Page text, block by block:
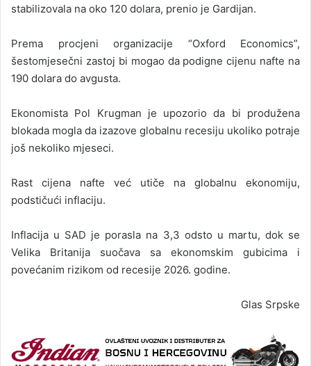
stabilizovala na oko 120 dolara, prenio je Gardijan.
Prema procjeni organizacije “Oxford Economics”,
šestomjesečni zastoj bi mogao da podigne cijenu nafte na
190 dolara do avgusta.
Ekonomista Pol Krugman je upozorio da bi produžena
blokada mogla da izazove globalnu recesiju ukoliko potraje
još nekoliko mjeseci.
Rast cijena nafte već utiče na globalnu ekonomiju,
podstičući inflaciju.
Inflacija u SAD je porasla na 3,3 odsto u martu, dok se
Velika Britanija suočava sa ekonomskim gubicima i
povećanim rizikom od recesije 2026. godine.
Glas Srpske